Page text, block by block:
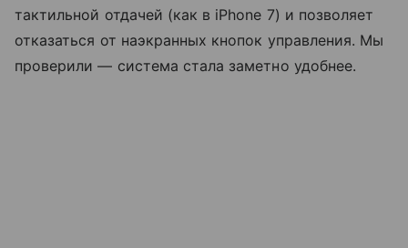
тактильной отдачей (как в iPhone 7) и позволяет
отказаться от наэкранных кнопок управления. Мы
проверили — система стала заметно удобнее.